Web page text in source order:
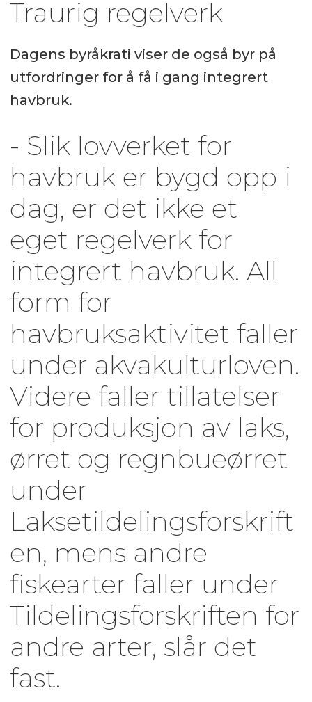
Traurig regelverk
Dagens byråkrati viser de også byr på
utfordringer for å få i gang integrert
havbruk.
- Slik lovverket for
havbruk er bygd opp i
dag, er det ikke et
eget regelverk for
integrert havbruk. All
form for
havbruksaktivitet faller
under akvakulturloven.
Videre faller tillatelser
for produksjon av laks,
ørret og regnbueørret
under
Laksetildelingsforskrift
en, mens andre
fiskearter faller under
Tildelingsforskriften for
andre arter, slår det
fast.